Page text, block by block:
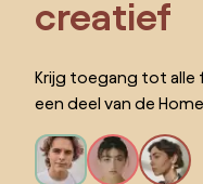
creatief
Krijg toegang tot alle
een deel van de